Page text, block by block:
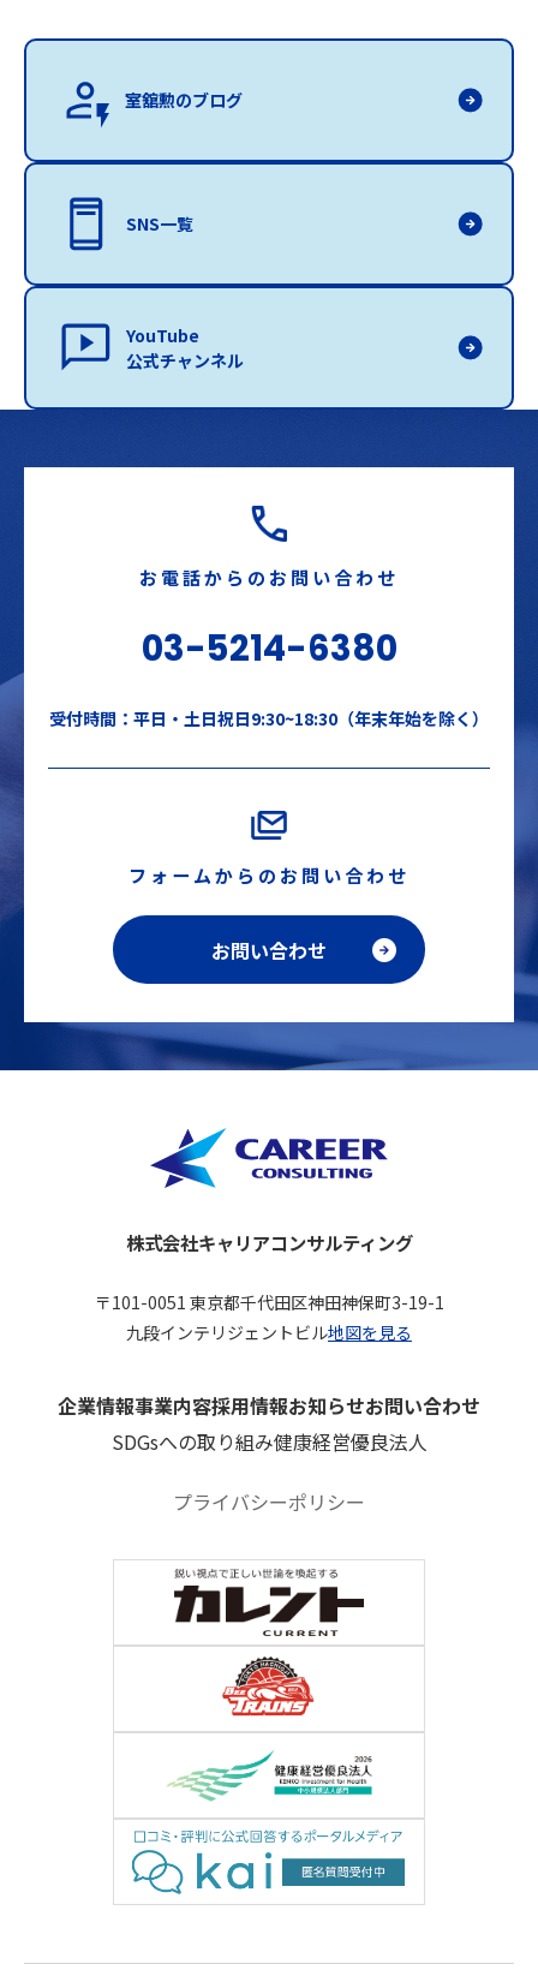
室舘勲のブログ
SNS一覧
YouTube
公式チャンネル
お電話からのお問い合わせ
03-5214-6380
受付時間：平日・土日祝日9:30~18:30（年末年始を除く）
フォームからのお問い合わせ
お問い合わせ
株式会社キャリアコンサルティング
〒101-0051 東京都千代田区神田神保町3-19-1
九段インテリジェントビル地図を見る
企業情報事業内容採用情報お知らせお問い合わせ
SDGsへの取り組み健康経営優良法人
プライバシーポリシー